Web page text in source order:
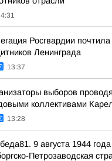
Росгвардии
Ленинграда
13:37
выборов
коллективами
13:28
9 августа 1944
Петрозаводская